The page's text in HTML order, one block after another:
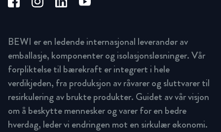
BEWI er en ledende internasjonal leverandør av
emballasje, komponenter og isolasjonsløsninger. Vår
forpliktelse til bærekraft er integrert i hele
verdikjeden, fra produksjon av råvarer og sluttvarer til
resirkulering av brukte produkter. Guidet av vår visjon
om å beskytte mennesker og varer for en bedre
hverdag, leder vi endringen mot en sirkulær økonomi.